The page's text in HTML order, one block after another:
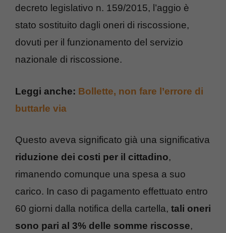
decreto legislativo n. 159/2015, l’aggio è
stato sostituito dagli oneri di riscossione,
dovuti per il funzionamento del servizio
nazionale di riscossione.
Leggi anche: Bollette, non fare l’errore di
buttarle via
Questo aveva significato già una significativa
riduzione dei costi per il cittadino,
rimanendo comunque una spesa a suo
carico. In caso di pagamento effettuato entro
60 giorni dalla notifica della cartella, tali oneri
sono pari al 3% delle somme riscosse,